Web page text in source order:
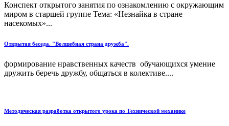
Конспект открытого занятия по ознакомлению с окружающим
миром в старшей группе Тема: «Незнайка в стране
насекомых»...
Открытая беседа. "Волшебная страна дружба".
формирование нравственных качеств обучающихся умение
дружить беречь дружбу, общаться в колективе....
Методическая разработка открытого урока по Технической механике